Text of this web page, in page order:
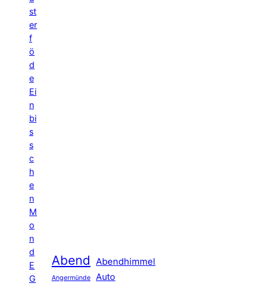
st
er
f
ö
d
e
Ei
n
bi
s
s
c
h
e
n
M
o
n
d
E
G
Abend Abendhimmel
Angermünde Auto